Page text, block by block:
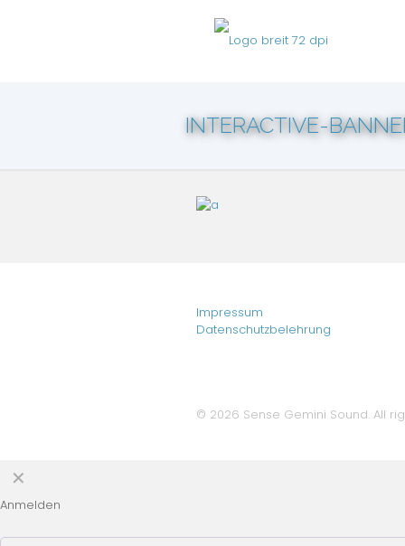
INTERACTIVE-
Impressum
Datenschutzbelehrung
© 2026 Sense Gemini Sound. All
✕
Anmelden